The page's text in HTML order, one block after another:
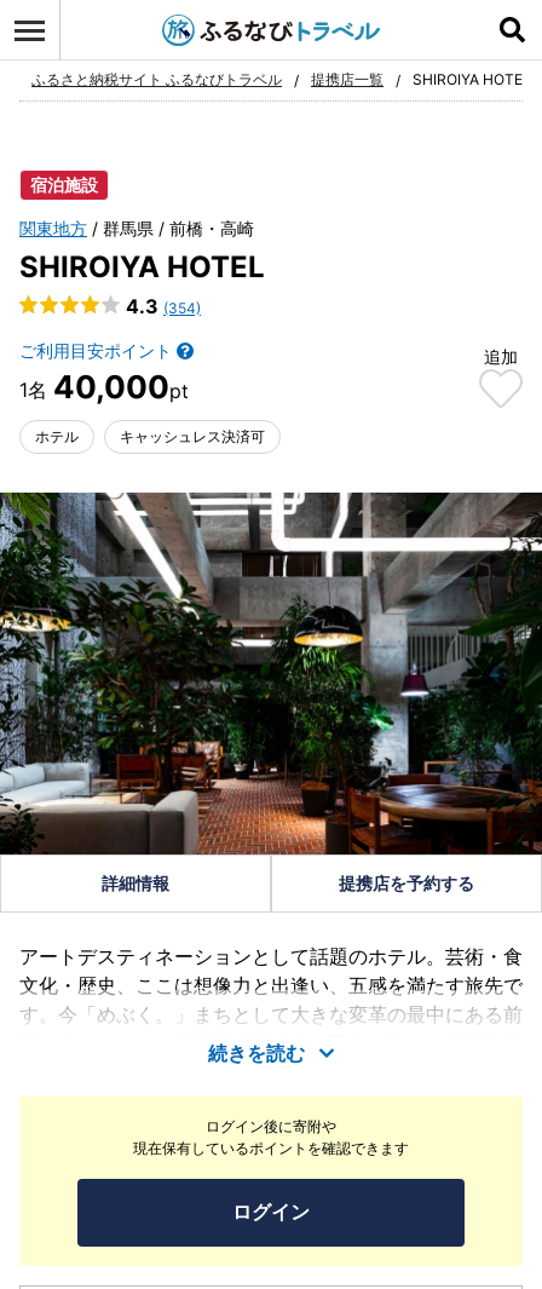
お気に入り
ふるさと納税サイト ふるなびトラベル 提携店一覧 SHIROIYA HOTEL
宿泊施設
関東地方 群馬県 前橋・高崎
SHIROIYA HOTEL
4.3 (354)
ご利用目安ポイント
40,000
追加
ホテル キャッシュレス決済可
ログイン後に寄附や
現在保有しているポイントを確認できます
ログイン
詳細情報 提携店を予約する
アートデスティネーションとして話題のホテル。芸術・食
文化・歴史、ここは想像力と出逢い、五感を満たす旅先で
す。今「めぶく。」まちとして大きな変革の最中にある前
橋のまちなかで、創業300年以上の歴史を誇った老舗旅館
「白井屋」が建築家、藤本壮介の設計により白井屋ホテル
として蘇りました。ジャスパー・モリソンやレアンドロ・
エルリッヒら4人のクリエイターがデザインしたスペシャ
ルルームのほか、各客室では異なった作家のアート作品を
楽しむことができ、まるで美術館に泊まるような体験が得
られます。世界的な食のガイドブック「ゴ・エ・ミヨ」に
掲載され、上州の食を再構築したメインダイニング「the
続きを読む